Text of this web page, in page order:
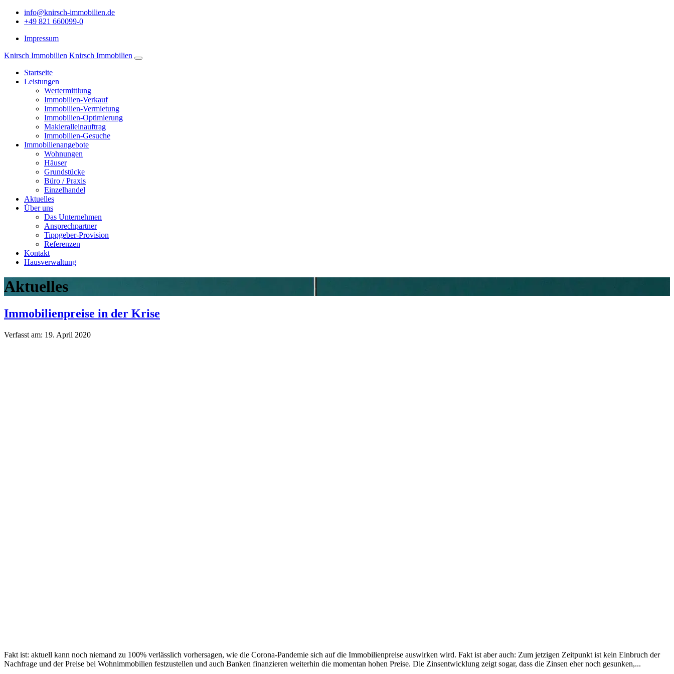
info@knirsch-immobilien.de
+49 821 660099-0
Impressum
Knirsch Immobilien Knirsch Immobilien
Startseite
Leistungen
Wertermittlung
Immobilien-Verkauf
Immobilien-Vermietung
Immobilien-Optimierung
Makleralleinauftrag
Immobilien-Gesuche
Immobilienangebote
Wohnungen
Häuser
Grundstücke
Büro / Praxis
Einzelhandel
Aktuelles
Über uns
Das Unternehmen
Ansprechpartner
Tippgeber-Provision
Referenzen
Kontakt
Hausverwaltung
Aktuelles
Immobilienpreise in der Krise
Verfasst am: 19. April 2020
Fakt ist: aktuell kann noch niemand zu 100% verlässlich vorhersagen, wie die Corona-Pandemie sich auf die Immobilienpreise auswirken wird. Fakt ist aber auch: Zum jetzigen Zeitpunkt ist kein Einbruch der
Nachfrage und der Preise bei Wohnimmobilien festzustellen und auch Banken finanzieren weiterhin die momentan hohen Preise. Die Zinsentwicklung zeigt sogar, dass die Zinsen eher noch gesunken,...